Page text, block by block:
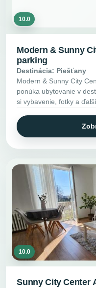
10.0
Modern & Sunny
parking
Destinácia: Piešťany
Modern & Sunny City
ponúka ubytovanie v
si vybavenie, fotky a
10.0
Sunny City Center